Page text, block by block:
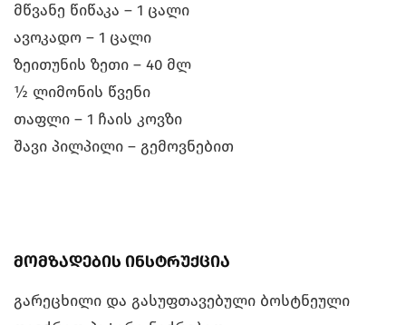
მწვანე წიწაკა – 1 ცალი
ავოკადო – 1 ცალი
ზეითუნის ზეთი – 40 მლ
½ ლიმონის წვენი
თაფლი – 1 ჩაის კოვზი
შავი პილპილი – გემოვნებით
მომზადების ინსტრუქცია
გარეცხილი და გასუფთავებული ბოსტნეული